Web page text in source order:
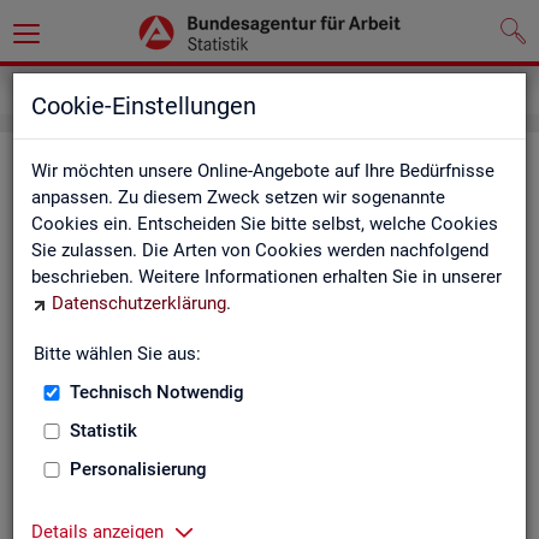
Cookie-Einstellungen
Wir möchten unsere Online-Angebote auf Ihre Bedürfnisse
anpassen. Zu diesem Zweck setzen wir sogenannte
Cookies ein. Entscheiden Sie bitte selbst, welche Cookies
Sie zulassen. Die Arten von Cookies werden nachfolgend
beschrieben. Weitere Informationen erhalten Sie in unserer
Datenschutzerklärung.
Bitte wählen Sie aus:
Technisch Notwendig
Statistik
Personalisierung
Details anzeigen
Kon­takt
Nut­zen Sie die Mög­lich­keit mit uns in Kon­takt zu tre­ten!
Sie haben Fra­gen zum An­ge­bot?
Sie be­nö­ti­gen auf Ihre Fra­ge­stel­lung zu­ge­schnit­te­ne Son­der­
Ihr Sta­tis­tik-Ser­vice hilft Ihnen wei­ter!
Zen­tra­ler Sta­tis­tik-Ser­vice